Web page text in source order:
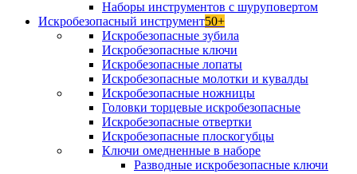
Наборы инструментов с шуруповертом
Искробезопасный инструмент50+
Искробезопасные зубила
Искробезопасные ключи
Искробезопасные лопаты
Искробезопасные молотки и кувалды
Искробезопасные ножницы
Головки торцевые искробезопасные
Искробезопасные отвертки
Искробезопасные плоскогубцы
Ключи омедненные в наборе
Разводные искробезопасные ключи